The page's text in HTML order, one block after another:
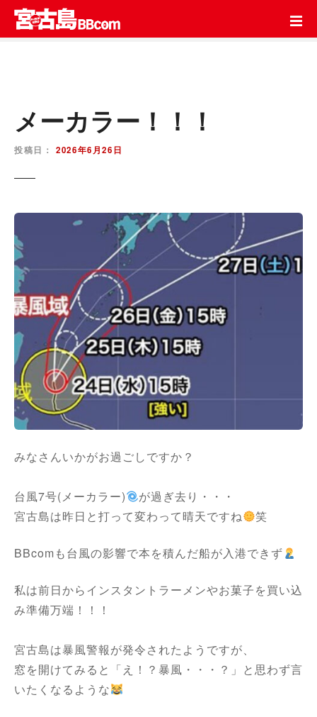
テ
メーカラー！！！
投稿日： 2026年6月26日
みなさんいかがお過ごしですか？
台風7号(メーカラー)
が過ぎ去り・・・
宮古島は昨日と打って変わって晴天ですね
笑
BBcomも台風の影響で本を積んだ船が入港できず
私は前日からインスタントラーメンやお菓子を買い込
み準備万端！！！
宮古島は暴風警報が発令されたようですが、
窓を開けてみると「え！？暴風・・・？」と思わず言
いたくなるような